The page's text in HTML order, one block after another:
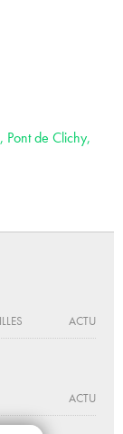
Pont de Clichy,
ACTU
ACTU